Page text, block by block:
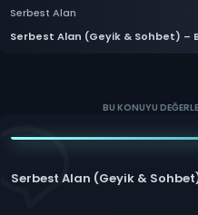
Serbest Alan
Serbest Alan (Geyik & Sohbet) –
BU KONUYU
Serbest Alan (Geyik &